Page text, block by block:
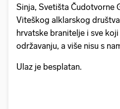
Sinja, Svetišta Čudotvorne
Viteškog alklarskog
hrvatske branitelje i sve
održavanju, a više nisu s
Ulaz je besplatan.